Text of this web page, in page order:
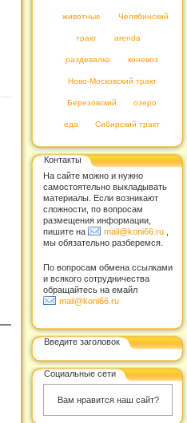
животные Челябинский
тракт arenda
раздевалка коневоз
Ново-Московский тракт
Березовский озеро
еда Сибирский тракт
Контакты
На сайте можно и нужно
самостоятельно выкладывать
материалы. Если возникают
сложности, по вопросам
размещения информации,
пишите на
mail@koni66.ru
мы обязательно разберемся.
По вопросам обмена ссылками
и всякого сотрудничества
обращайтесь на емайл
mail@koni66.ru
Введите заголовок
Социальные сети
Вам нравится наш сайт?